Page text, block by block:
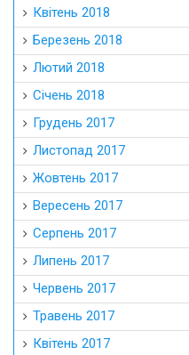
Квітень 2018
Березень 2018
Лютий 2018
Січень 2018
Грудень 2017
Листопад 2017
Жовтень 2017
Вересень 2017
Серпень 2017
Липень 2017
Червень 2017
Травень 2017
Квітень 2017